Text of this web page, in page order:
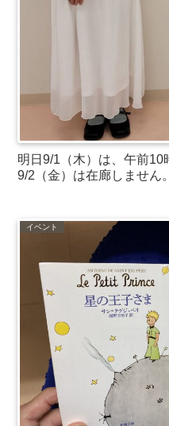
明日9/1（木）は、午前10
9/2（金）は在廊しません
イベント